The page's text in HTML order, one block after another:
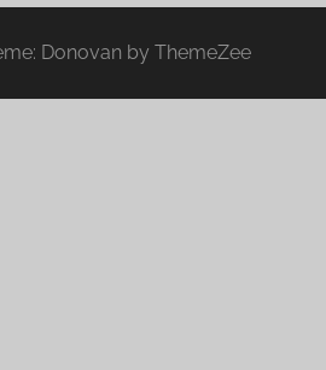
Theme: Donovan by